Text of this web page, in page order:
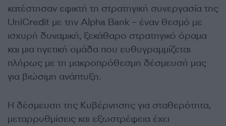
κατέστησαν εφικτή τη στρατηγική συνεργασία της
UniCredit με την Alpha Bank – έναν θεσμό με
ισχυρή δυναμική, ξεκάθαρο στρατηγικό όραμα
και μια ηγετική ομάδα που ευθυγραμμίζεται
πλήρως με τη μακροπρόθεσμη δέσμευσή μας
για βιώσιμη ανάπτυξη.
Η δέσμευση της Κυβέρνησης για σταθερότητα,
μεταρρυθμίσεις και εξωστρέφεια έχει